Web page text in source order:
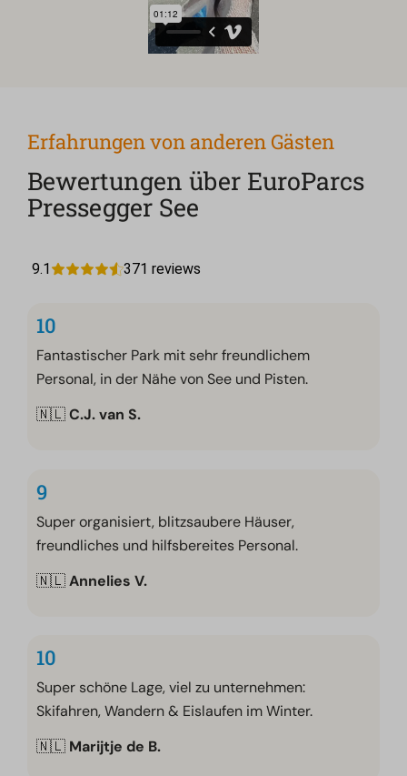
Erfahrungen von anderen Gästen
Bewertungen über EuroParcs
Pressegger See
10
Fantastischer Park mit sehr freundlichem
Personal, in der Nähe von See und Pisten.
🇳🇱C.J. van S.
9
Super organisiert, blitzsaubere Häuser,
freundliches und hilfsbereites Personal.
🇳🇱Annelies V.
10
Super schöne Lage, viel zu unternehmen:
Skifahren, Wandern & Eislaufen im Winter.
🇳🇱 Marijtje de B.